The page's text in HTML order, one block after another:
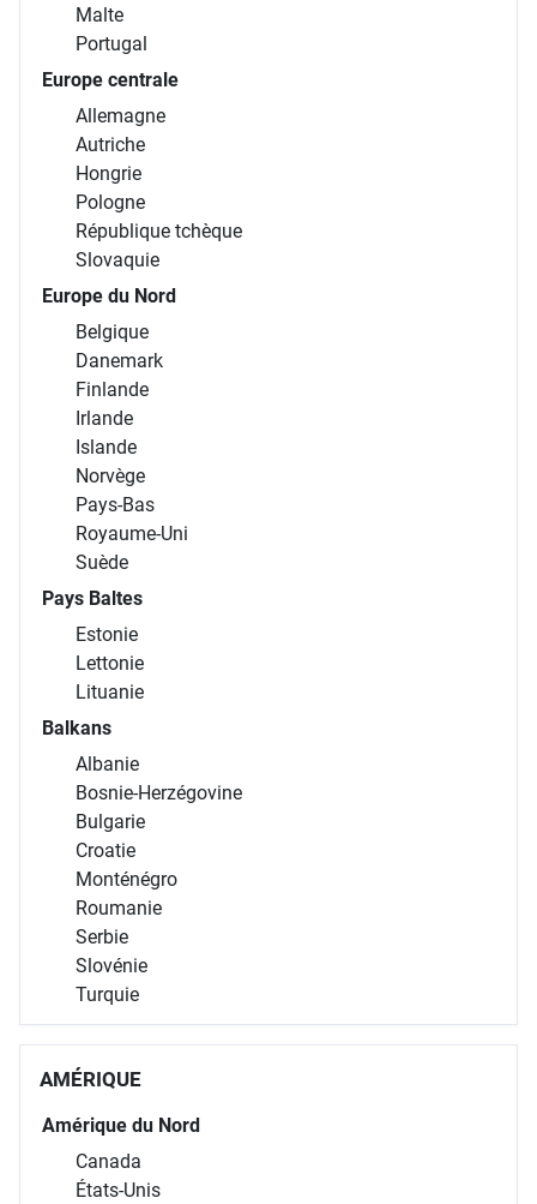
Malte
Portugal
Europe centrale
Allemagne
Autriche
Hongrie
Pologne
République tchèque
Slovaquie
Europe du Nord
Belgique
Danemark
Finlande
Irlande
Islande
Norvège
Pays-Bas
Royaume-Uni
Suède
Pays Baltes
Estonie
Lettonie
Lituanie
Balkans
Albanie
Bosnie-Herzégovine
Bulgarie
Croatie
Monténégro
Roumanie
Serbie
Slovénie
Turquie
AMÉRIQUE
Amérique du Nord
Canada
États-Unis